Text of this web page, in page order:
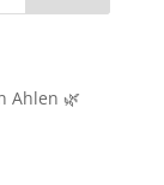
Ahlen 🌿